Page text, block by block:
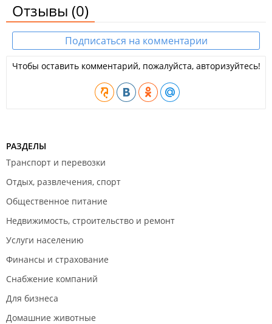
Отзывы (0)
Подписаться на комментарии
Чтобы оставить комментарий, пожалуйста, авторизуйтесь!
РАЗДЕЛЫ
Транспорт и перевозки
Отдых, развлечения, спорт
Общественное питание
Недвижимость, строительство и ремонт
Услуги населению
Финансы и страхование
Снабжение компаний
Для бизнеса
Домашние животные